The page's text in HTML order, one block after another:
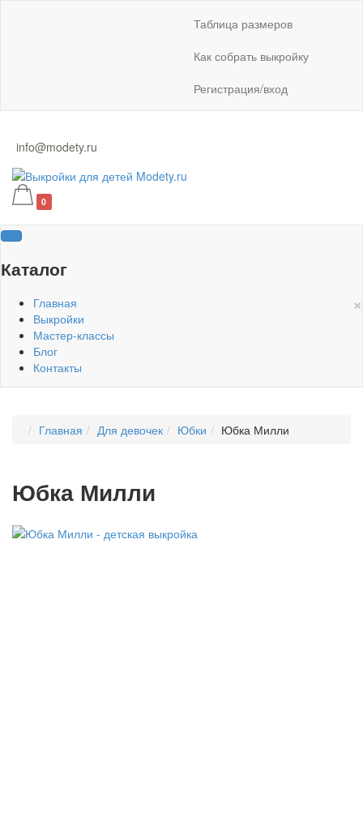
Таблица размеров
Как собрать выкройку
Регистрация/вход
info@modety.ru
0
Каталог
×
Главная
Выкройки
Мастер-классы
Блог
Контакты
Главная Для девочек Юбки Юбка Милли
Юбка Милли